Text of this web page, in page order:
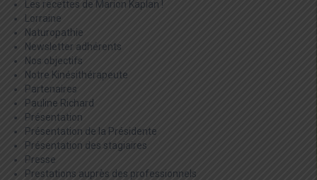
Les recettes de Marion Kaplan !
Lorraine
Naturopathie
Newsletter adhérents
Nos objectifs
Notre Kinésithérapeute
Partenaires
Pauline Richard
Présentation
Présentation de la Présidente
Présentation des stagiaires
Presse
Prestations auprès des professionnels